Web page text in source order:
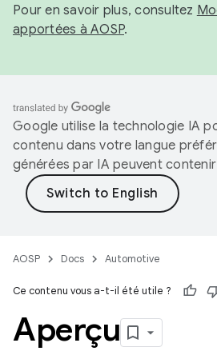
Pour en savoir plus, consultez
apportées à AOSP.
Google utilise la technologie IA
contenu dans votre langue
générées par IA peuvent
AOSP Docs Automotive
Ce contenu vous a-t-il été utile ?
Aperçu